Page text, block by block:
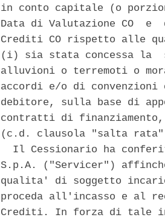
in conto capitale (o
Data di Valutazione CO
Crediti CO rispetto alle
(i) sia stata concessa la
alluvioni o terremoti o
accordi e/o di
debitore, sulla base di
contratti di
(c.d. clausola "salta
Il Cessionario ha
S.p.A. ("Servicer")
qualita' di soggetto
proceda all'incasso e al
Crediti. In forza di tale